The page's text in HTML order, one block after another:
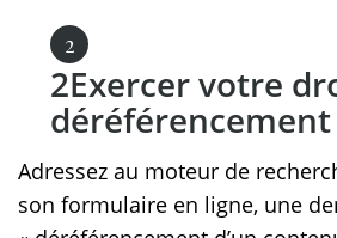
Exercer votre
déréférencement
Adressez au moteur de
son formulaire en ligne, une